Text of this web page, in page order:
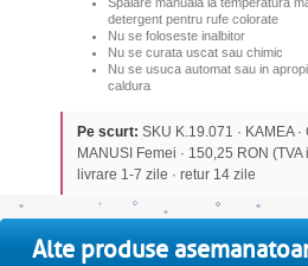
detergent pentru rufe colorate
Nu se foloseste inalbitor
Nu se curata uscat sau chimic
Nu se usuca automat sau in
caldura
Pe scurt: SKU K.19.071 · KAMEA
MANUSI Femei · 150,25 RON (TVA
livrare 1-7 zile · retur 14 zile
Alte produse